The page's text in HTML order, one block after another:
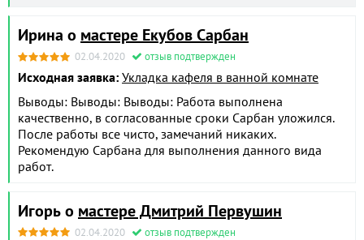
Ирина о мастере Екубов Сарбан
02.04.2020 отзыв подтвержден
Исходная заявка: Укладка кафеля в ванной комнате
Выводы: Выводы: Выводы: Работа выполнена
качественно, в согласованные сроки Сарбан уложился.
После работы все чисто, замечаний никаких.
Рекомендую Сарбана для выполнения данного вида
работ.
Игорь о мастере Дмитрий Первушин
02.04.2020 отзыв подтвержден